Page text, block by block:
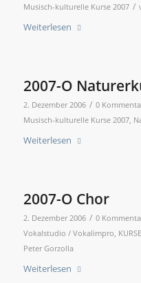
Musisch-kulturelle Kurse 2007 /
Weiterlesen
2007-O
2. Dezember 2006 / 0
Musisch-kulturelle Kurse 2007,
Weiterlesen
2007-O Chor
2. Dezember 2006 / 0
Vokalstudio / Vokalimpro, KURSE
Peter Gorzolla
Weiterlesen